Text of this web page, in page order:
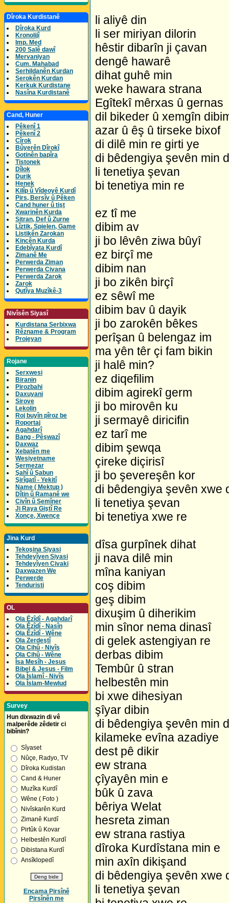
Dîroka Kurdistanê
Dîroka Kurd
Kronolijî
Imp. Med
200 Salê dawî
Mervaniyan
Cum. Mahabad
Serhildanên Kurdan
Serokên Kurdan
Kerkuk Kurdistane
Nasîna Kurdistanê
Cand, Huner
Pêkenî 1
Pêkenî 2
Cîrok
Bûyerên Dîrokî
Gotinên bapîra
Tistonek
Dîlok
Durik
Henek
Kilîp û Vîdeoyê Kurdî
Pirs, Bersîv û Pêken
Çand huner û tişt
Xwarinên Kurda
Sitran, Def û Zurne
Lîztik, Spielen, Game
Listikên Zarokan
Kincên Kurda
Edebîyata Kurdî
Zimanê Me
Perwerda Ziman
Perwerda Civana
Perwerda Zarok
Zarok
Qutîya Muzîkê-3
Nivîsên Siyasî
Kurdistana Serbixwa
Rêzname & Program
Projeyan
Rojane
Serxwesi
Biranin
Pirozbahi
Daxuyani
Sirove
Lekolin
Roj buyîn pîroz be
Roportaj
Agahdarî
Bang - Pêşwazî
Daxwaz
Xebatên me
Wesiyetname
Şermezar
Şahî û Şabun
Şirîgatî - Yekitî
Name ( Mektup )
Dîtin û Ramanê we
Civîn û Semîner
Ji Raya Giştî Re
Xonçe, Xwençe
Jina Kurd
Tekoşina Siyasi
Tehdeyîyen Siyasi
Tehdeyîyen Civaki
Daxwazen We
Perwerde
Tenduristi
OL
Ola Êzîdî - Agahdarî
Ola Êzîdî - Nasîn
Ola Êzîdî - Wêne
Ola Zerdeştî
Ola Cihû - Nivîs
Ola Cihû - Wêne
Îsa Mesîh - Jesus
Bibel & Jesus - Film
Ola Îslamî - Nivîs
Ola Îslam-Mewlud
Survey
Hun dixwazin di vê
malperêde zêdetir ci
bibînin?
Sîyaset
Nûçe, Radyo, TV
Dîroka Kudistan
Cand & Huner
Muzîka Kurdî
Wêne ( Foto )
Nivîskarên Kurd
Zimanê Kurdî
Pirtûk û Kovar
Helbestên Kurdî
Dibistana Kurdî
Ansîklopedî
Encama Pirsînê
Pirsînên me
li aliyê din
li ser miriyan dilorin
hêstir dibarîn ji çavan
dengê hawarê
dihat guhê min
weke hawara strana
Egîtekî mêrxas û gernas
dil bikeder û xemgîn
azar û êş û tirseke bixof
di dilê min re girti ye
di bêdengiya şevên min
li tenetiya şevan
bi tenetiya min re
ez tî me
dibim av
ji bo lêvên ziwa bûyî
ez birçî me
dibim nan
ji bo zikên birçî
ez sêwî me
dibim bav û dayik
ji bo zarokên bêkes
perîşan û belengaz im
ma yên têr çi fam bikin
ji halê min?
ez diqefilim
dibim agirekî germ
ji bo mirovên ku
ji sermayê diricifin
ez tarî me
dibim şewqa
çireke diçirisî
ji bo şevereşên kor
di bêdengiya şevên xwe
li tenetiya şevan
bi tenetiya xwe re
dîsa gurpînek dihat
ji nava dilê min
mîna kaniyan
coş dibim
geş dibim
dixuşim û diherikim
min sînor nema dinasî
di gelek astengiyan re
derbas dibim
Tembûr û stran
helbestên min
bi xwe dihesiyan
şîyar dibin
di bêdengiya şevên min
kilameke evîna azadiye
dest pê dikir
ew strana
çîyayên min e
bûk û zava
bêriya Welat
hesreta ziman
ew strana rastiya
dîroka Kurdîstana min e
min axîn dikişand
di bêdengiya şevên xwe
li tenetiya şevan